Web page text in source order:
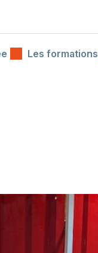
Les formations